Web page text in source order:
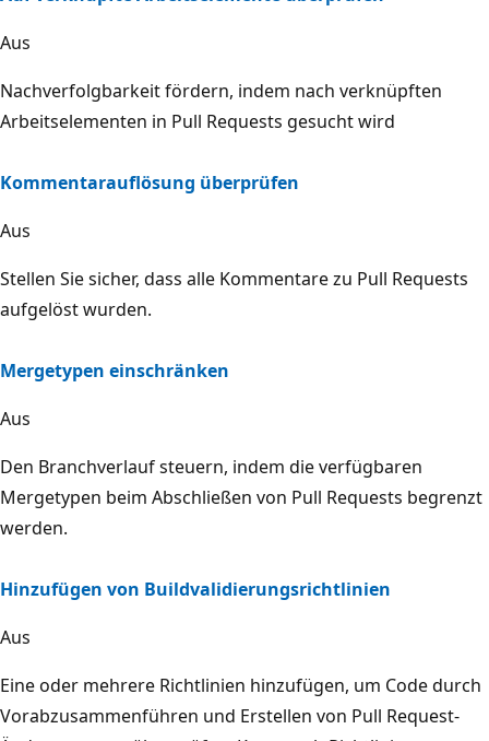
Aus
Nachverfolgbarkeit fördern, indem nach verknüpften
Arbeitselementen in Pull Requests gesucht wird
Kommentarauflösung überprüfen
Aus
Stellen Sie sicher, dass alle Kommentare zu Pull Requests
aufgelöst wurden.
Mergetypen einschränken
Aus
Den Branchverlauf steuern, indem die verfügbaren
Mergetypen beim Abschließen von Pull Requests begrenzt
werden.
Hinzufügen von Buildvalidierungsrichtlinien
Aus
Eine oder mehrere Richtlinien hinzufügen, um Code durch
Vorabzusammenführen und Erstellen von Pull Request-